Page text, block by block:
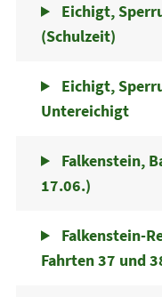
Eichigt,
(Schulzeit)
Eichigt,
Untereichigt
Falkenstein,
17.06.)
Falkenstein-
Fahrten 37 und